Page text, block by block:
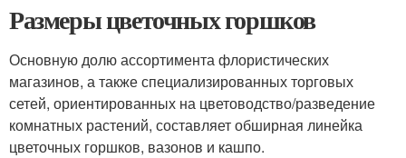
Размеры цветочных горшков
Основную долю ассортимента флористических
магазинов, а также специализированных торговых
сетей, ориентированных на цветоводство/разведение
комнатных растений, составляет обширная линейка
цветочных горшков, вазонов и кашпо.